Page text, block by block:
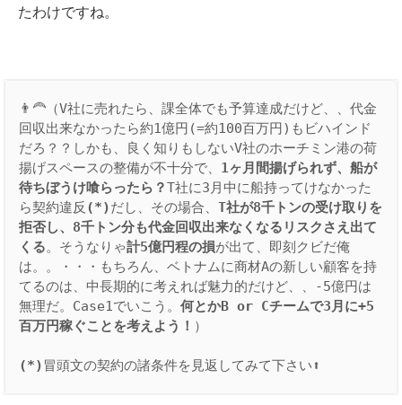
たわけですね。
👨‍🦰（V社に売れたら、課全体でも予算達成だけど、、代金
回収出来なかったら約1億円(=約100百万円)もビハインド
だろ？？しかも、良く知りもしないV社のホーチミン港の荷
揚げスペースの整備が不十分で、 1ヶ月間揚げられず、船が
待ちぼうけ喰らったら？T社に3月中に船持ってけなかった
ら契約違反 (*)だし、その場合、 T社が8千トンの受け取りを
拒否し、8千トン分も代金回収出来なくなるリスクさえ出て
くる。そうなりゃ計5億円程の損が出て、即刻クビだ俺
は。。・・・もちろん、ベトナムに商材Aの新しい顧客を持
てるのは、中長期的に考えれば魅力的だけど、、-5億円は
無理だ。Case1でいこう。 何とかB or Cチームで3月に+5
百万円稼ぐことを考えよう！ ）
(*) 冒頭文の契約の諸条件を見返してみて下さい⬆️